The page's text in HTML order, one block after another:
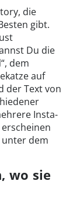
die
gibt.
Du die
dem
auf
der Text von
Insta-
unter dem
wo sie